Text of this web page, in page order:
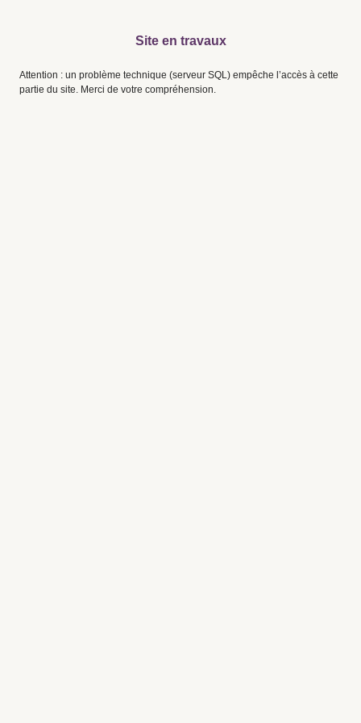
Site en travaux
Attention : un problème technique (serveur SQL) empêche l’accès à cette
partie du site. Merci de votre compréhension.